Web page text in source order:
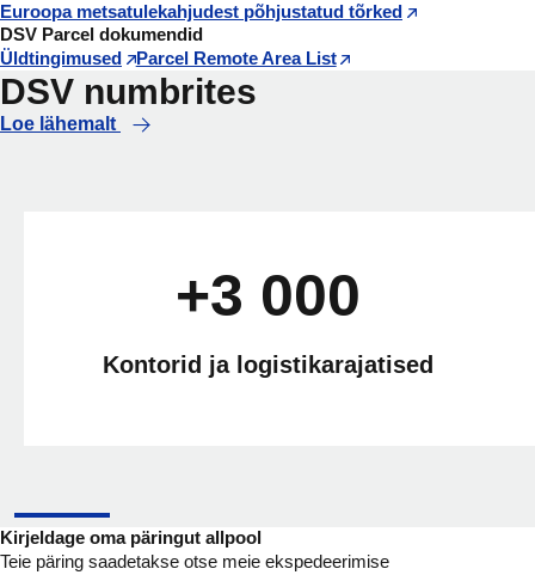
Euroopa metsatulekahjudest põhjustatud tõrked
DSV Parcel dokumendid
Üldtingimused
Parcel Remote Area List
DSV numbrites
Loe lähemalt
+3 000
Kontorid ja logistikarajatised
Kirjeldage oma päringut allpool
Teie päring saadetakse otse meie ekspedeerimise